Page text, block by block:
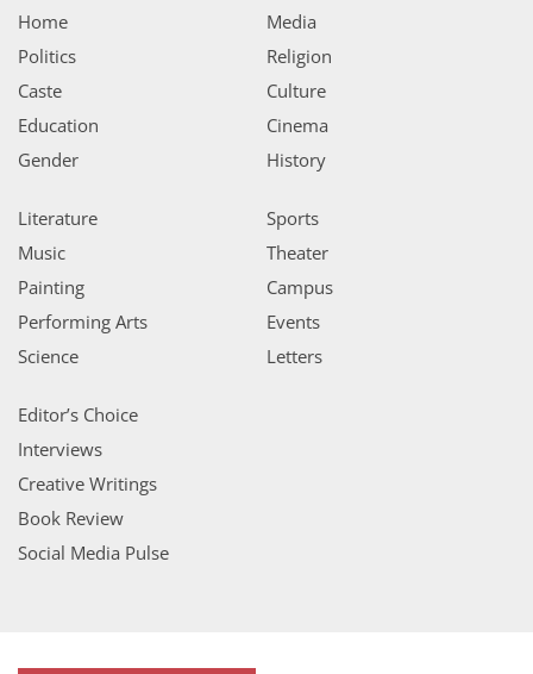
Home
Politics
Caste
Education
Gender
Media
Religion
Culture
Cinema
History
Literature
Music
Painting
Performing Arts
Science
Sports
Theater
Campus
Events
Letters
Editor’s Choice
Interviews
Creative Writings
Book Review
Social Media Pulse